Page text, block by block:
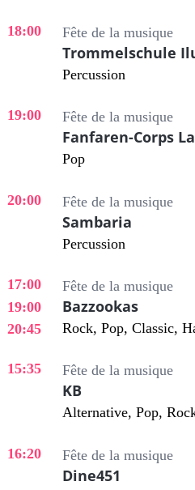
18:00 Fête de la musique
Trommelschule
Percussion
19:00 Fête de la musique
Fanfaren-Corps
Pop
20:00 Fête de la musique
Sambaria
Percussion
17:00
19:00
20:45
Fête de la musique
Bazzookas
Rock, Pop, Classic,
15:35 Fête de la musique
KB
Alternative, Pop,
16:20 Fête de la musique
Dine451